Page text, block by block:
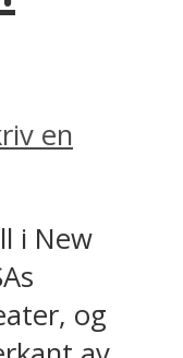
en
i New
og